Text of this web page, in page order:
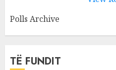
Polls Archive
TË FUNDIT